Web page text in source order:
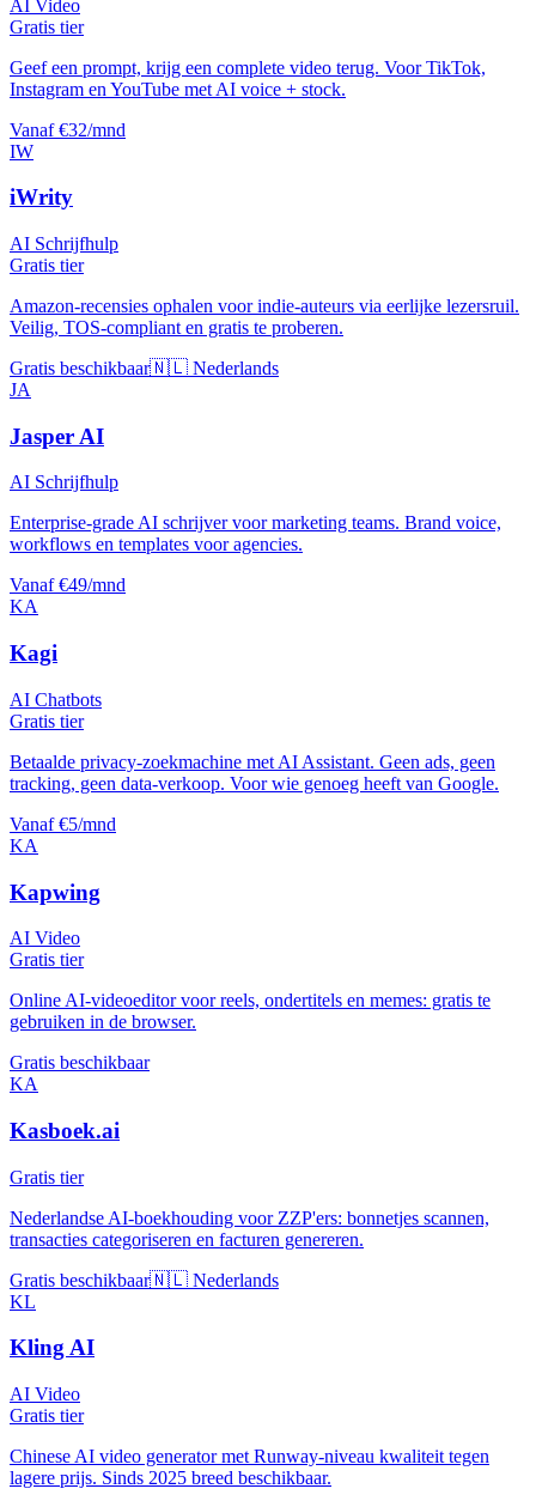
AI Video
Gratis tier
Geef een prompt, krijg een complete video terug. Voor TikTok,
Instagram en YouTube met AI voice + stock.
Vanaf €32/mnd
IW
iWrity
AI Schrijfhulp
Gratis tier
Amazon-recensies ophalen voor indie-auteurs via eerlijke lezersruil.
Veilig, TOS-compliant en gratis te proberen.
Gratis beschikbaar🇳🇱 Nederlands
JA
Jasper AI
AI Schrijfhulp
Enterprise-grade AI schrijver voor marketing teams. Brand voice,
workflows en templates voor agencies.
Vanaf €49/mnd
KA
Kagi
AI Chatbots
Gratis tier
Betaalde privacy-zoekmachine met AI Assistant. Geen ads, geen
tracking, geen data-verkoop. Voor wie genoeg heeft van Google.
Vanaf €5/mnd
KA
Kapwing
AI Video
Gratis tier
Online AI-videoeditor voor reels, ondertitels en memes: gratis te
gebruiken in de browser.
Gratis beschikbaar
KA
Kasboek.ai
Gratis tier
Nederlandse AI-boekhouding voor ZZP'ers: bonnetjes scannen,
transacties categoriseren en facturen genereren.
Gratis beschikbaar🇳🇱 Nederlands
KL
Kling AI
AI Video
Gratis tier
Chinese AI video generator met Runway-niveau kwaliteit tegen
lagere prijs. Sinds 2025 breed beschikbaar.